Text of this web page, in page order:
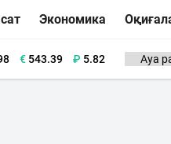
Экономика
€543.39 ₽ 5.82